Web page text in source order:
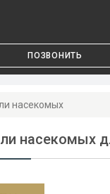
ПОЗВОНИТЬ
насекомых
насекомых